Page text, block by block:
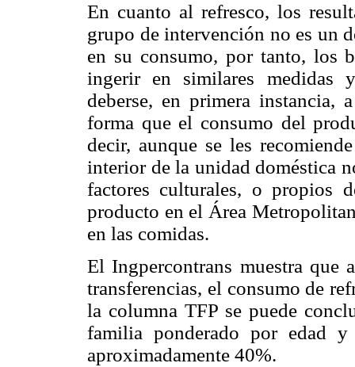
En cuanto al refresco, los
grupo de intervención no es un
en su consumo, por tanto, los
ingerir en similares medidas
deberse, en primera
forma que el consumo del
decir, aunque se les
interior de la unidad doméstica
factores culturales, o propios
producto en el Área
en las comidas.
El Ingpercontrans muestra que
transferencias, el consumo de
la columna TFP se puede
familia ponderado por edad
aproximadamente 40%.